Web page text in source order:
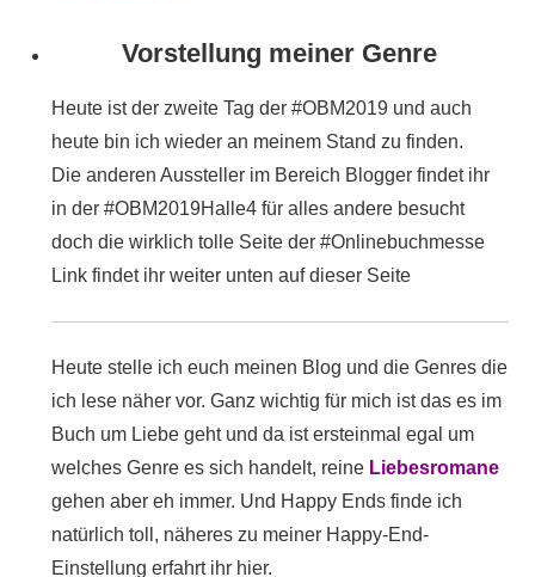
Vorstellung meiner Genre
Heute ist der zweite Tag der #OBM2019 und auch
heute bin ich wieder an meinem Stand zu finden.
Die anderen Aussteller im Bereich Blogger findet ihr
in der #OBM2019Halle4 für alles andere besucht
doch die wirklich tolle Seite der #Onlinebuchmesse
Link findet ihr weiter unten auf dieser Seite
Heute stelle ich euch meinen Blog und die Genres die
ich lese näher vor. Ganz wichtig für mich ist das es im
Buch um Liebe geht und da ist ersteinmal egal um
welches Genre es sich handelt, reine Liebesromane
gehen aber eh immer. Und Happy Ends finde ich
natürlich toll, näheres zu meiner Happy-End-
Einstellung erfahrt ihr hier.